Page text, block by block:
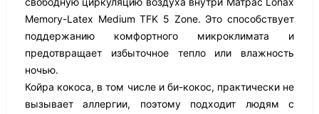
Memory-Latex Medium TFK 5 Zone. Это способствует
поддержанию комфортного микроклимата и
предотвращает избыточное тепло или влажность
ночью.
Койра кокоса, в том числе и би-кокос, практически не
вызывает аллергии, поэтому подходит людям с